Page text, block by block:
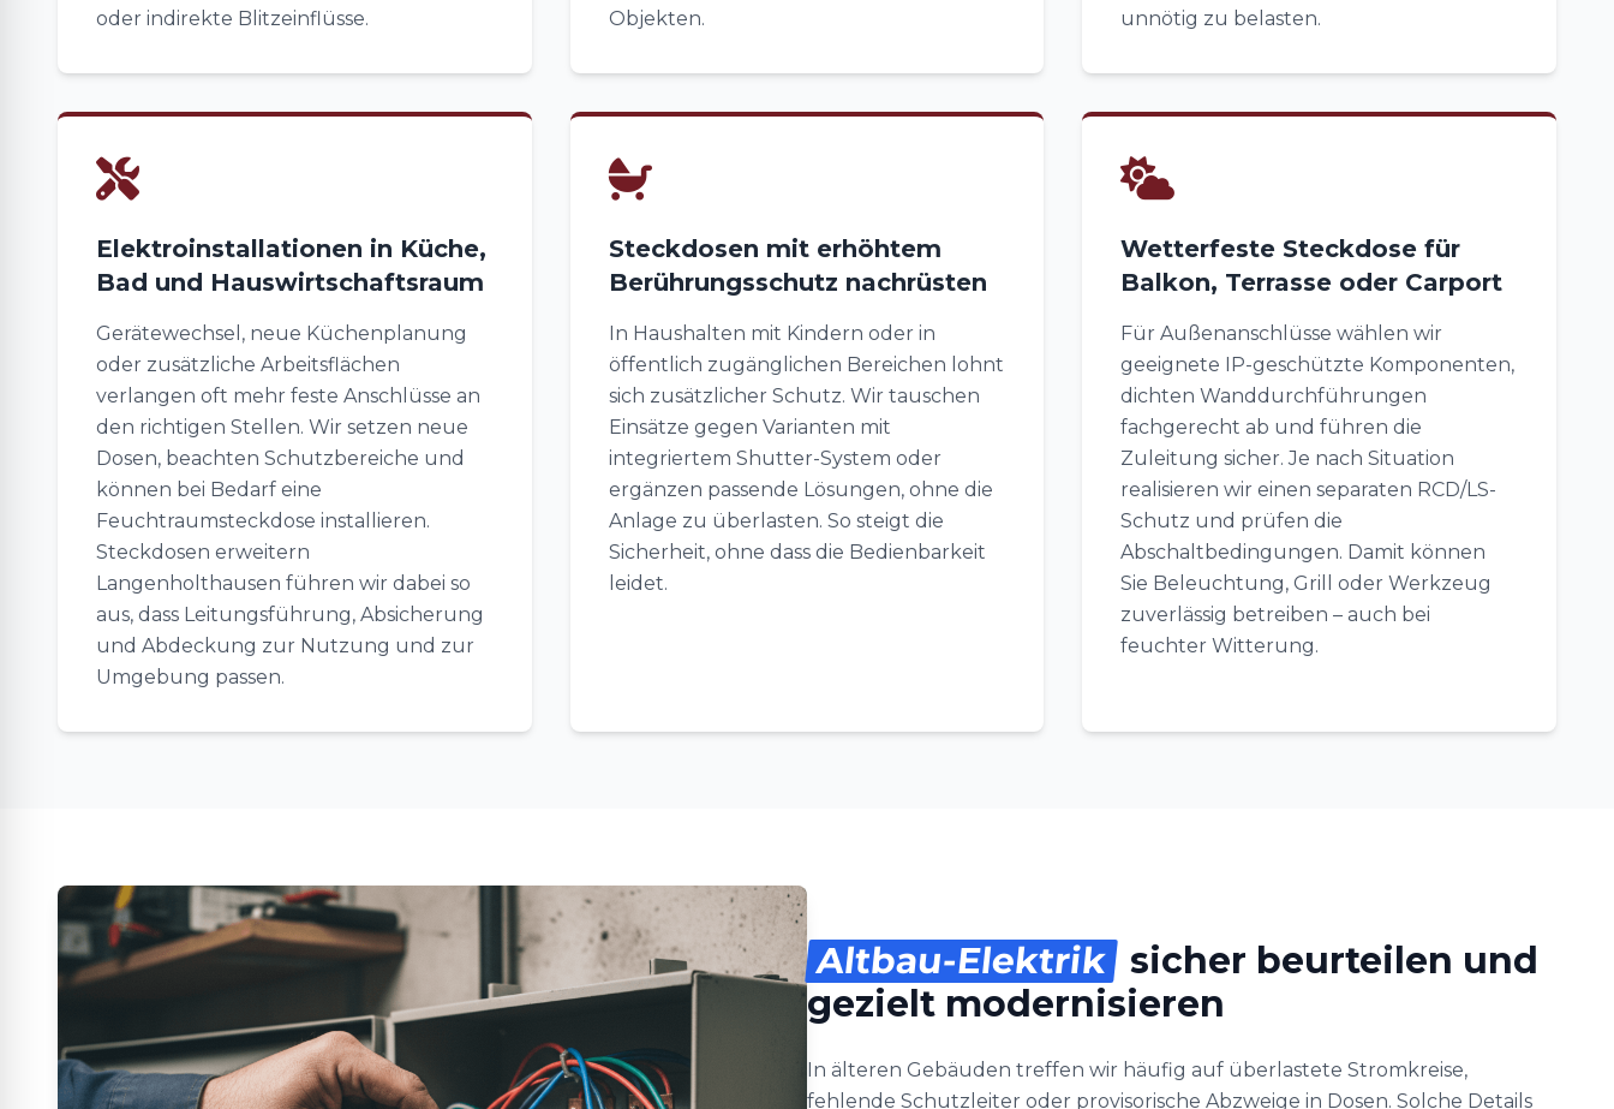
oder indirekte Blitzeinflüsse.
Objekten.
unnötig zu belasten.
Elektroinstallationen in Küche,
Bad und Hauswirtschaftsraum
Gerätewechsel, neue Küchenplanung
oder zusätzliche Arbeitsflächen
verlangen oft mehr feste Anschlüsse an
den richtigen Stellen. Wir setzen neue
Dosen, beachten Schutzbereiche und
können bei Bedarf eine
Feuchtraumsteckdose installieren.
Steckdosen erweitern
Langenholthausen führen wir dabei so
aus, dass Leitungsführung, Absicherung
und Abdeckung zur Nutzung und zur
Umgebung passen.
Steckdosen mit erhöhtem
Berührungsschutz nachrüsten
In Haushalten mit Kindern oder in
öffentlich zugänglichen Bereichen lohnt
sich zusätzlicher Schutz. Wir tauschen
Einsätze gegen Varianten mit
integriertem Shutter-System oder
ergänzen passende Lösungen, ohne die
Anlage zu überlasten. So steigt die
Sicherheit, ohne dass die Bedienbarkeit
leidet.
Wetterfeste Steckdose für
Balkon, Terrasse oder Carport
Für Außenanschlüsse wählen wir
geeignete IP-geschützte Komponenten,
dichten Wanddurchführungen
fachgerecht ab und führen die
Zuleitung sicher. Je nach Situation
realisieren wir einen separaten RCD/LS-
Schutz und prüfen die
Abschaltbedingungen. Damit können
Sie Beleuchtung, Grill oder Werkzeug
zuverlässig betreiben – auch bei
feuchter Witterung.
Altbau-Elektrik sicher beurteilen und
gezielt modernisieren
In älteren Gebäuden treffen wir häufig auf überlastete Stromkreise,
fehlende Schutzleiter oder provisorische Abzweige in Dosen. Solche Details